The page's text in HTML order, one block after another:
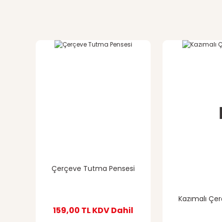
Ürün açıklamasında eksik bilgiler bulunuyor.
Çerçeve Tutma Pensesi
159,00 TLKDV Dahil
Kazımalı